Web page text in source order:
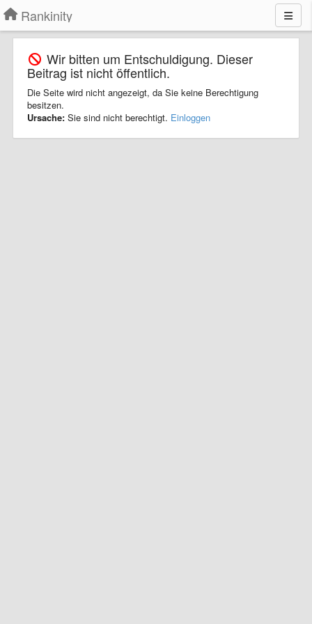
Rankinity
Wir bitten um Entschuldigung. Dieser
Beitrag ist nicht öffentlich.
Die Seite wird nicht angezeigt, da Sie keine Berechtigung
besitzen.
Ursache: Sie sind nicht berechtigt. Einloggen